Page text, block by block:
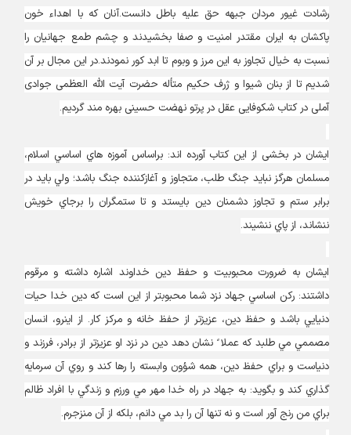
رشادت غیور مردان جبهه حق علیه باطل دانست.آنان که با اهداء خون
پاکشان به ایران مقتدر امنیت و صفا بخشیدند و چشم طمع جهانیان را
نسبت به خیال تجاوز به این مرز و وبوم تا ابد کور نمودند.در این مجال بر آن
شدیم تا از بنان شیوا و ژرف حکیم متأله حضرت آیت الله العظمی جوادی
آملی در کتاب شکوفایی عقل در پرتو نهضت حسینی بهره مند گردیم.
ایشان در بخشی از این کتاب آورده اند: براساس آموزه ‏هاي اساسي اسلام،
مسلمان هرگز نبايد جنگ طلب، متجاوز و آغازکننده جنگ باشد؛ ولي بايد در
برابر ستم و تجاوز دشمنان دين بايستد و تا ستمگران را برجاي خويش
ننشاند، از پاي ننشيند.
ایشان به ضرورت محبوبیت و حفظ دین خداوند اشاره داشته و مرقوم
داشتند: رکن اساسي جهاد نزد شما محبوب‏تر از اين است که دين خدا حيات
دنيايي باشد و حفظ دين، عزيزتر از حفظ خانه و مرکز کار. از اين‏رو، انسان
مصممي مي‏ طلبد که عملا ً نشان دهد دين در نزد او عزيزتر از برادر، فرزند و
دنياست و براي حفظ دين، همه شؤون وابسته را رها کند و روي آن سرمايه‏
گذاري کند و بگويد: به جهاد در راه خدا مهر مي‏ ورزم و زندگي با افراد ظالم
براي من رنج ‏آور است و نه تنها آن را بد مي‏ دانم، بلکه از آن منزجرم.